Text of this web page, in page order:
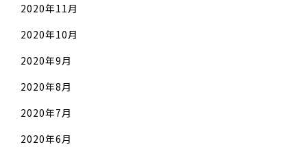
2020年11月
2020年10月
2020年9月
2020年8月
2020年7月
2020年6月